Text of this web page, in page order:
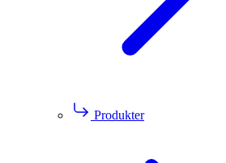
Produkter